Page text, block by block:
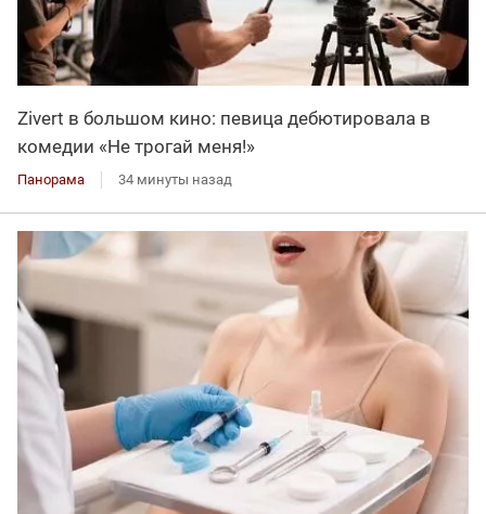
Zivert в большом кино: певица дебютировала в
комедии «Не трогай меня!»
Панорама 34 минуты назад